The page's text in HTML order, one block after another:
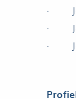
· Je
· Je
· Je